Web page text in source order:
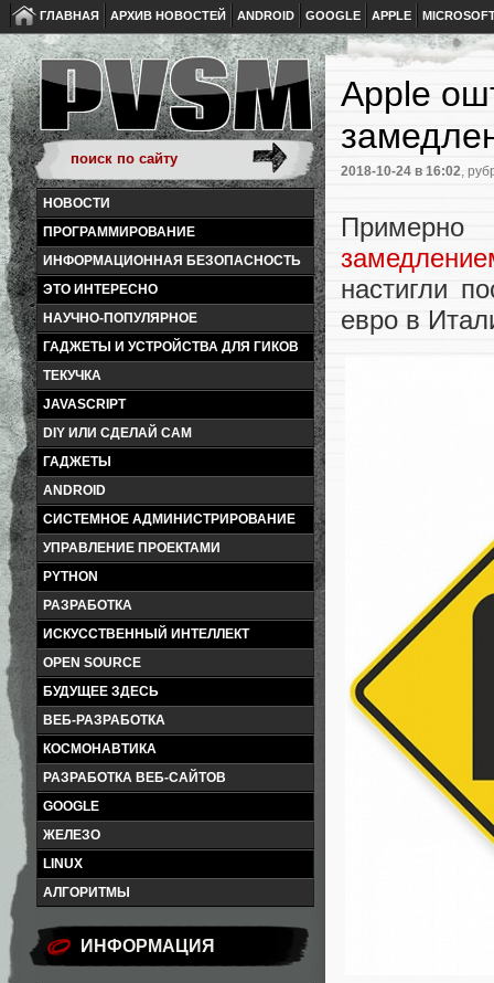
ГЛАВНАЯ АРХИВ НОВОСТЕЙ ANDROID GOOGLE APPLE
НОВОСТИ
ПРОГРАММИРОВАНИЕ
ИНФОРМАЦИОННАЯ БЕЗОПАСНОСТЬ
ЭТО ИНТЕРЕСНО
НАУЧНО-ПОПУЛЯРНОЕ
ГАДЖЕТЫ И УСТРОЙСТВА ДЛЯ ГИКОВ
ТЕКУЧКА
JAVASCRIPT
DIY ИЛИ СДЕЛАЙ САМ
ГАДЖЕТЫ
ANDROID
СИСТЕМНОЕ АДМИНИСТРИРОВАНИЕ
УПРАВЛЕНИЕ ПРОЕКТАМИ
PYTHON
РАЗРАБОТКА
ИСКУССТВЕННЫЙ ИНТЕЛЛЕКТ
OPEN SOURCE
БУДУЩЕЕ ЗДЕСЬ
ВЕБ-РАЗРАБОТКА
КОСМОНАВТИКА
РАЗРАБОТКА ВЕБ-САЙТОВ
GOOGLE
ЖЕЛЕЗО
LINUX
АЛГОРИТМЫ
ИНФОРМАЦИЯ
Apple
2018-10-24 в 16:02,
настигли
евро в